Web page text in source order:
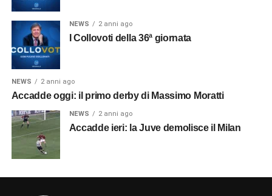
NEWS 2 anni ago
I Collovoti della 36ª giornata
NEWS 2 anni ago
Accadde oggi: il primo derby di Massimo Moratti
NEWS 2 anni ago
Accadde ieri: la Juve demolisce il Milan